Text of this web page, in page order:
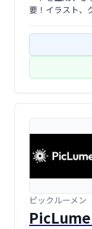
要！イラスト、
プレゼンテーシ
別な才能やス
ピックルーメン